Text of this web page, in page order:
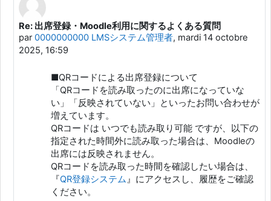
En réponse à 0000000000 LMSシステム管理者
Re: 出席登録・Moodle利用に関するよくある質問
par0000000000 LMSシステム管理者, mardi 14 octobre
2025, 16:59
■QRコードによる出席登録について
「QRコードを読み取ったのに出席になっていな
い」「反映されていない」といったお問い合わせが
増えています。
QRコードは いつでも読み取り可能 ですが、以下の
指定された時間外に読み取った場合は、Moodleの
出席には反映されません。
QRコードを読み取った時間を確認したい場合は、
『QR登録システム』にアクセスし、履歴をご確認
ください。